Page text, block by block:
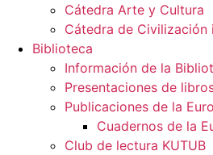
Cátedra Arte y Cultura
Cátedra de Civilización
Biblioteca
Información de la
Presentaciones de
Publicaciones de la
Cuadernos de la
Club de lectura KUTUB